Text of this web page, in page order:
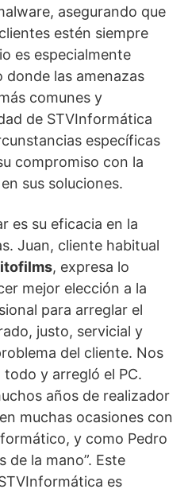
asegurando que
estén siempre
es especialmente
las amenazas
comunes y
de STVInformática
específicas
compromiso con la
sus soluciones.
es su eficacia en la
Juan, cliente habitual
, expresa lo
mejor elección a la
para arreglar el
justo, servicial y
del cliente. Nos
y arregló el PC.
años de realizador
muchas ocasiones con
y como Pedro
de la mano”. Este
es